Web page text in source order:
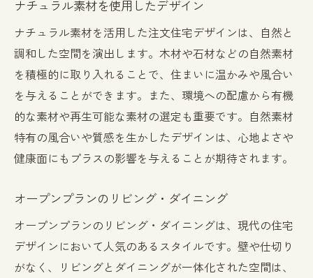
ナチュラル素材を使用したデザイン
ナチュラル素材を活用した注文住宅デザインは、自然と
調和した空間を演出します。木材や石材などの自然素材
を積極的に取り入れることで、住まいに温かみや風合い
を与えることができます。また、環境への配慮から有機
的な素材や再生可能な素材の選定も重要です。自然素材
特有の風合いや質感を生かしたデザインは、心地よさや
健康面にもプラスの影響を与えることが期待されます。
オープンプランのリビング・ダイニング
オープンプランのリビング・ダイニングは、現代の住宅
デザインにおいて人気のあるスタイルです。壁や仕切り
がなく、リビングとダイニングが一体化された空間は、